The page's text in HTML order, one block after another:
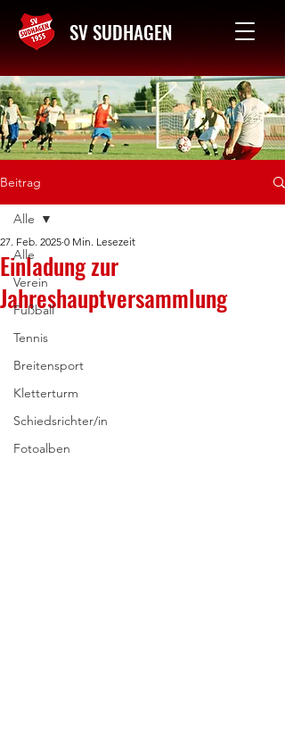
SV SUDHAGEN
Kontakt
Beitrag
Alle
Verein
Fußball
Tennis
Breitensport
Kletterturm
Schiedsrichter/in
Fotoalben
Alle
Einladung zur
Jahreshauptversammlung
27. Feb. 2025 0 Min. Lesezeit